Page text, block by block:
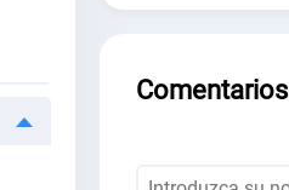
Comentarios